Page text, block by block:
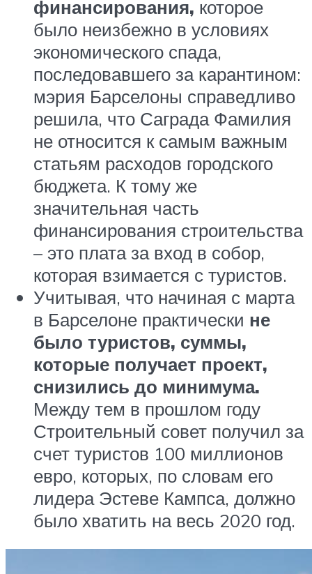
финансирования, которое
было неизбежно в условиях
экономического спада,
последовавшего за карантином:
мэрия Барселоны справедливо
решила, что Саграда Фамилия
не относится к самым важным
статьям расходов городского
бюджета. К тому же
значительная часть
финансирования строительства
– это плата за вход в собор,
которая взимается с туристов.
Учитывая, что начиная с марта
в Барселоне практически не
было туристов, суммы,
которые получает проект,
снизились до минимума.
Между тем в прошлом году
Строительный совет получил за
счет туристов 100 миллионов
евро, которых, по словам его
лидера Эстеве Кампса, должно
было хватить на весь 2020 год.